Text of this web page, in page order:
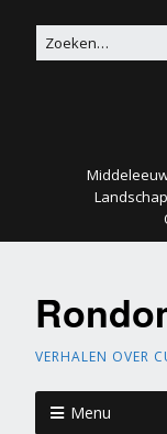
VERHALEN OVER
Menu